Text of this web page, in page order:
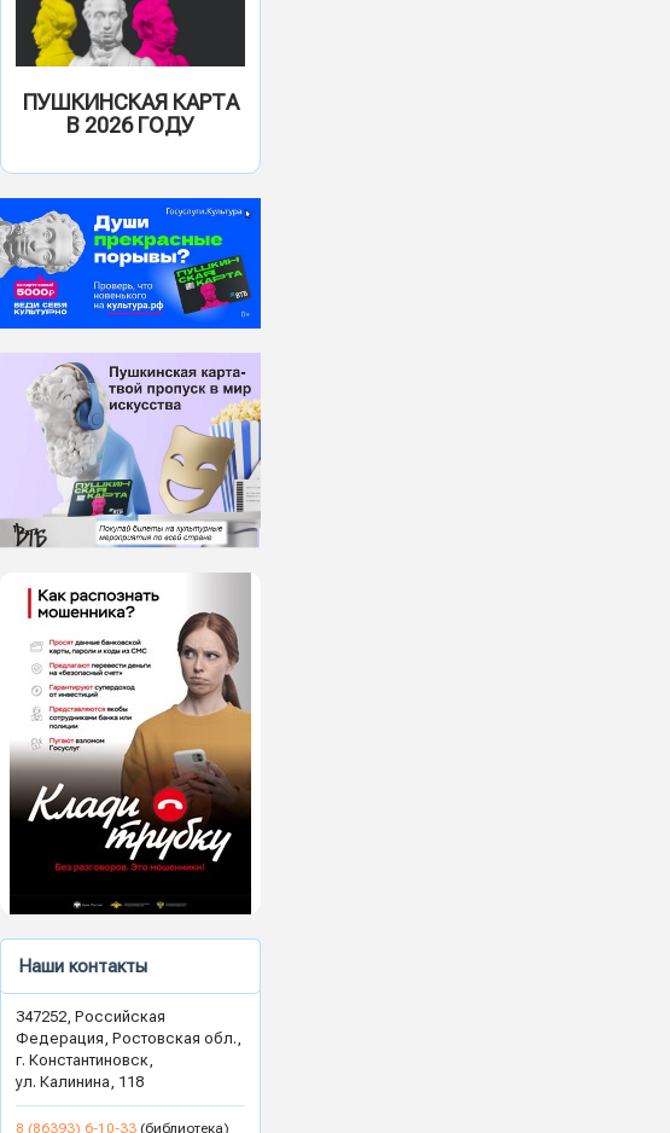
ПУШКИНСКАЯ КАРТА
В 2026 ГОДУ
Наши контакты
347252, Российская
Федерация, Ростовская обл.,
г. Константиновск,
ул. Калинина, 118
8 (86393) 6-10-33 (библиотека)